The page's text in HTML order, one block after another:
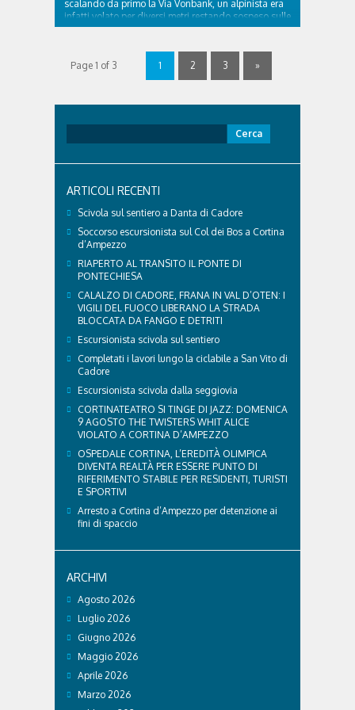
scalando da primo la Via Vonbank, un alpinista era
infatti volato per diversi metri restando sospeso sulle
corde privo di coscienza. Quando l’elicottero si è
Page 1 of 3
1 2 3 »
per:
ARTICOLI RECENTI
Scivola sul sentiero a Danta di Cadore
Soccorso escursionista sul Col dei Bos a Cortina
d’Ampezzo
RIAPERTO AL TRANSITO IL PONTE DI
PONTECHIESA
CALALZO DI CADORE, FRANA IN VAL D’OTEN: I
VIGILI DEL FUOCO LIBERANO LA STRADA
BLOCCATA DA FANGO E DETRITI
Escursionista scivola sul sentiero
Completati i lavori lungo la ciclabile a San Vito di
Cadore
Escursionista scivola dalla seggiovia
CORTINATEATRO SI TINGE DI JAZZ: DOMENICA
9 AGOSTO THE TWISTERS WHIT ALICE
VIOLATO A CORTINA D’AMPEZZO
OSPEDALE CORTINA, L’EREDITÀ OLIMPICA
DIVENTA REALTÀ PER ESSERE PUNTO DI
RIFERIMENTO STABILE PER RESIDENTI, TURISTI
E SPORTIVI
Arresto a Cortina d’Ampezzo per detenzione ai
fini di spaccio
ARCHIVI
Agosto 2026
Luglio 2026
Giugno 2026
Maggio 2026
Aprile 2026
Marzo 2026